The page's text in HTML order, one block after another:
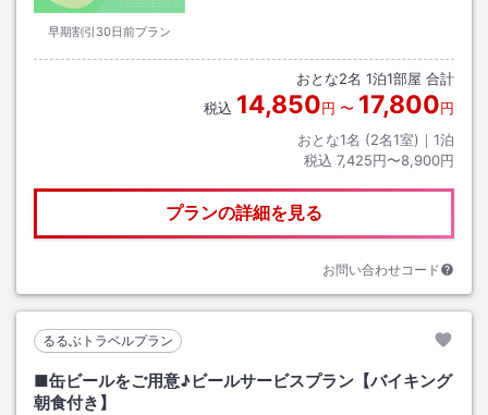
早期割引30日前プラン
おとな2名 1泊1部屋 合計
税込 14,850円 〜 17,800円
おとな1名 (2名1室)｜ 1泊
税込 7,425円〜8,900円
プランの詳細を見る
お問い合わせコード
るるぶトラベルプラン
■缶ビールをご用意♪ビールサービスプラン【バイキング
朝食付き】